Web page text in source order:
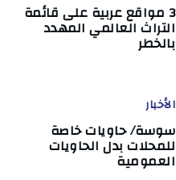
3 مواقع عربية على قائمة
التراث العالمي المهدد
بالخطر
الأخبار
سوسة/ حاويات خاصة
للمحلات بدل الحاويات
العمومية